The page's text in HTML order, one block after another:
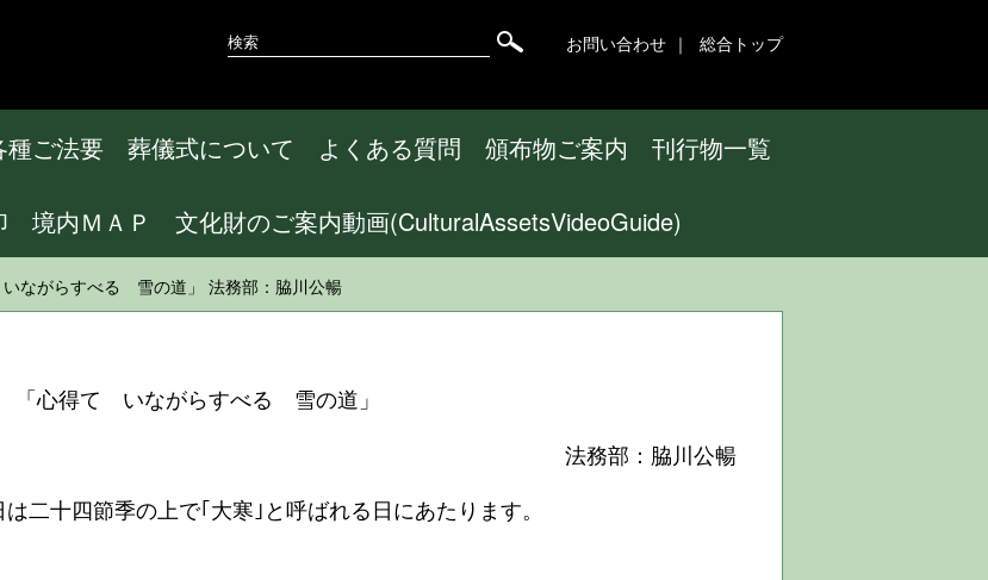
お問い合わせ 総合トップ
種ご法要 葬儀式について よくある質問 頒布物ご案内 刊行物一覧
境内ＭＡＰ 文化財のご案内動画(CulturalAssetsVideoGuide)
がらすべる 雪の道」 法務部：脇川公暢
「心得て いながらすべる 雪の道」
法務部：脇川公暢
二十四節季の上で｢大寒｣と呼ばれる日にあたります。